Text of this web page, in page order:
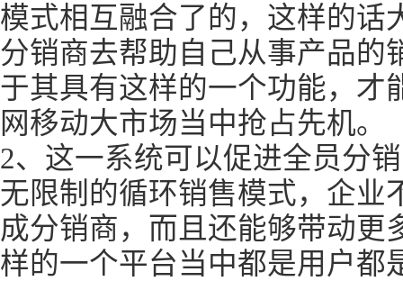
模式相互融合了的，这样的话
分销商去帮助自己从事产品的
于其具有这样的一个功能，才
网移动大市场当中抢占先机。
2、这一系统可以促进全员分
无限制的循环销售模式，企业
成分销商，而且还能够带动更
样的一个平台当中都是用户都